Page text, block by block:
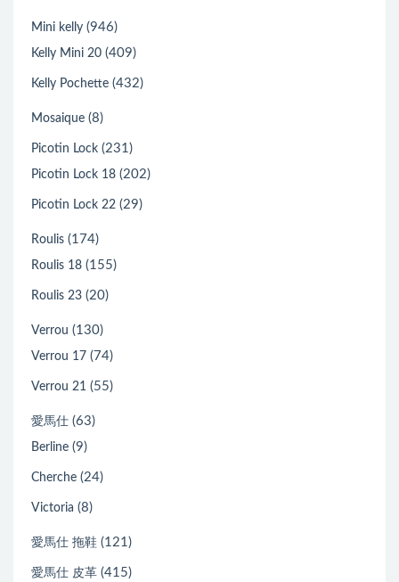
Mini kelly (946)
Kelly Mini 20 (409)
Kelly Pochette (432)
Mosaique (8)
Picotin Lock (231)
Picotin Lock 18 (202)
Picotin Lock 22 (29)
Roulis (174)
Roulis 18 (155)
Roulis 23 (20)
Verrou (130)
Verrou 17 (74)
Verrou 21 (55)
愛馬仕 (63)
Berline (9)
Cherche (24)
Victoria (8)
愛馬仕 拖鞋 (121)
愛馬仕 皮革 (415)